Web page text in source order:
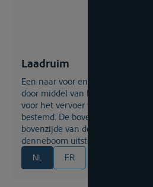
Laadruim
Een naar voor en achter door schotten begrensd, open of
door middel van luiken gesloten
voor het vervoer van goederen in
bestemd. De bovenste
bovenzijde van de denneboom.
denneboom uitsteekt, geldt als
NL FR